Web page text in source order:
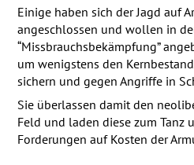
Einige haben sich der Jagd auf
angeschlossen und wollen in
“Missbrauchsbekämpfung”
um wenigstens den
sichern und gegen Angriffe in
Sie überlassen damit den
Feld und laden diese zum Tanz
Forderungen auf Kosten der